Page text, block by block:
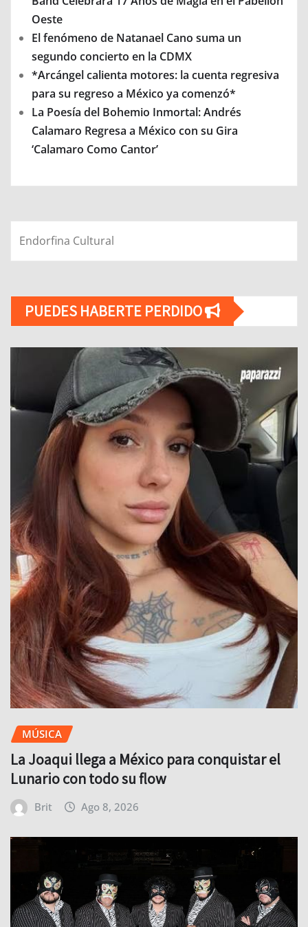
Oeste
El fenómeno de Natanael Cano suma un
segundo concierto en la CDMX
*Arcángel calienta motores: la cuenta regresiva
para su regreso a México ya comenzó*
La Poesía del Bohemio Inmortal: Andrés
Calamaro Regresa a México con su Gira
‘Calamaro Como Cantor’
Endorfina Cultural
PUEDES HABERTE PERDIDO
MÚSICA
La Joaqui llega a México para conquistar el
Lunario con todo su flow
Brit Ago 8, 2026